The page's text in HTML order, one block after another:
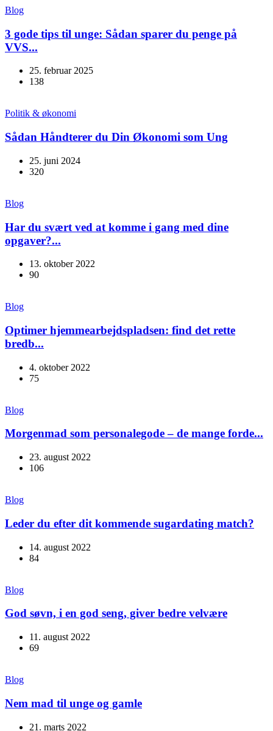
Blog
3 gode tips til unge: Sådan sparer du penge på
VVS...
25. februar 2025
138
Politik & økonomi
Sådan Håndterer du Din Økonomi som Ung
25. juni 2024
320
Blog
Har du svært ved at komme i gang med dine
opgaver?...
13. oktober 2022
90
Blog
Optimer hjemmearbejdspladsen: find det rette
bredb...
4. oktober 2022
75
Blog
Morgenmad som personalegode – de mange forde...
23. august 2022
106
Blog
Leder du efter dit kommende sugardating match?
14. august 2022
84
Blog
God søvn, i en god seng, giver bedre velvære
11. august 2022
69
Blog
Nem mad til unge og gamle
21. marts 2022